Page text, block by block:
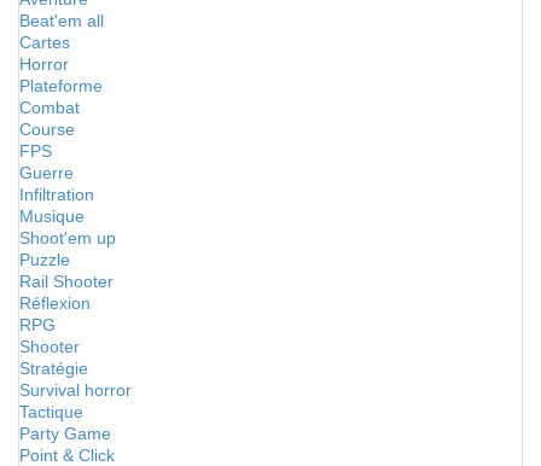
Beat'em all
Cartes
Horror
Plateforme
Combat
Course
FPS
Guerre
Infiltration
Musique
Shoot'em up
Puzzle
Rail Shooter
Réflexion
RPG
Shooter
Stratégie
Survival horror
Tactique
Party Game
Point & Click